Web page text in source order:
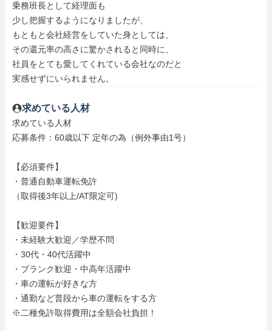
乗務班長として経理面も
少し把握するようになりましたが、
もともと会社経営をしていた身としては、
その還元率の高さに驚かされると同時に、
社員をとても愛してくれている会社なのだと
実感せずにいられません。
求めている人材
求めている人材
応募条件：60歳以下 定年の為（例外事由1号）
【必須要件】
・普通自動車運転免許
（取得後3年以上/AT限定可)
【歓迎要件】
・未経験大歓迎／学歴不問
・30代・40代活躍中
・ブランク歓迎・中高年活躍中
・車の運転が好きな方
・通勤など普段から車の運転をする方
※二種免許取得費用は全額会社負担！